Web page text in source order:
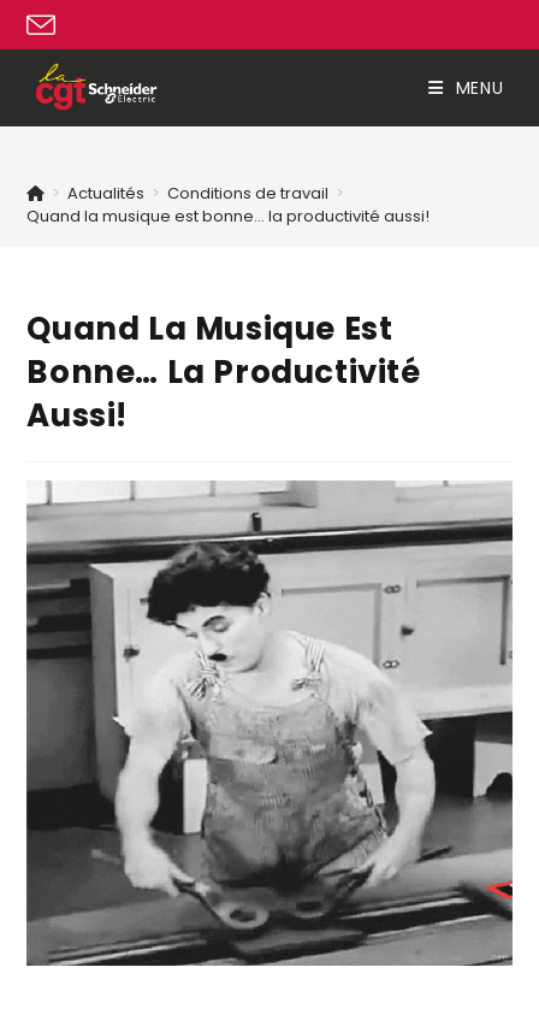
MENU
> Actualités > Conditions de travail >
Quand la musique est bonne… la productivité aussi!
Quand La Musique Est
Bonne… La Productivité
Aussi!